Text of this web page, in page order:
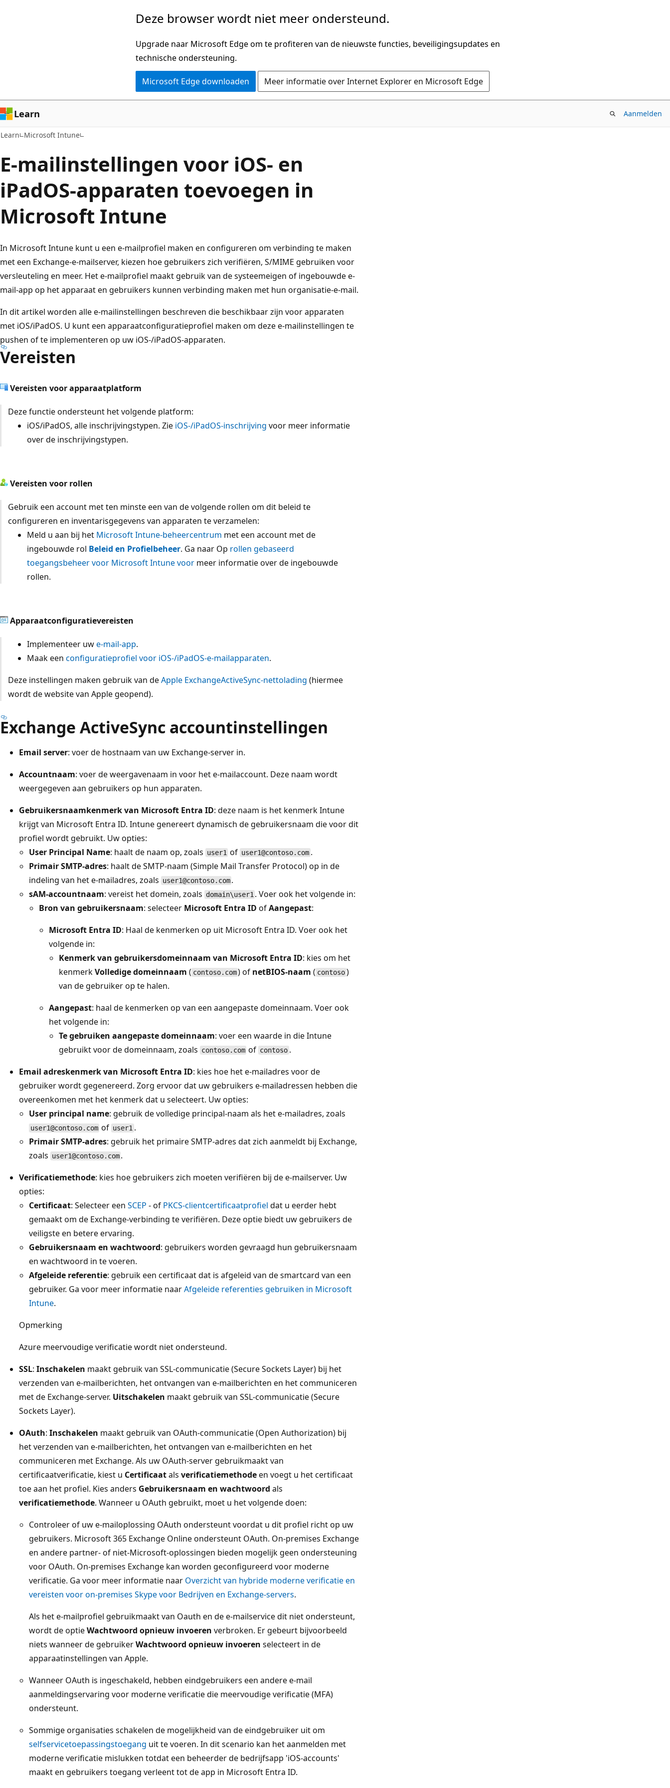
Deze browser wordt niet meer ondersteund.
Upgrade naar Microsoft Edge om te profiteren van de nieuwste functies, beveiligingsupdates en
technische ondersteuning.
Microsoft Edge downloaden Meer informatie over Internet Explorer en Microsoft Edge
Learn Aanmelden
Learn Microsoft Intune
E-mailinstellingen voor iOS- en
iPadOS-apparaten toevoegen in
Microsoft Intune
In Microsoft Intune kunt u een e-mailprofiel maken en configureren om verbinding te maken
met een Exchange-e-mailserver, kiezen hoe gebruikers zich verifiëren, S/MIME gebruiken voor
versleuteling en meer. Het e-mailprofiel maakt gebruik van de systeemeigen of ingebouwde e-
mail-app op het apparaat en gebruikers kunnen verbinding maken met hun organisatie-e-mail.
In dit artikel worden alle e-mailinstellingen beschreven die beschikbaar zijn voor apparaten
met iOS/iPadOS. U kunt een apparaatconfiguratieprofiel maken om deze e-mailinstellingen te
pushen of te implementeren op uw iOS-/iPadOS-apparaten.
Vereisten
Vereisten voor apparaatplatform
Deze functie ondersteunt het volgende platform:
iOS/iPadOS, alle inschrijvingstypen. Zie iOS-/iPadOS-inschrijving voor meer informatie
over de inschrijvingstypen.
Vereisten voor rollen
Gebruik een account met ten minste een van de volgende rollen om dit beleid te
configureren en inventarisgegevens van apparaten te verzamelen:
Meld u aan bij het Microsoft Intune-beheercentrum met een account met de
ingebouwde rol Beleid en Profielbeheer. Ga naar Op rollen gebaseerd
toegangsbeheer voor Microsoft Intune voormeer informatie over de ingebouwde
rollen.
Apparaatconfiguratievereisten
Implementeer uwe-mail-app.
Maak een configuratieprofiel voor iOS-/iPadOS-e-mailapparaten.
Deze instellingen maken gebruik van deApple ExchangeActiveSync-nettolading (hiermee
wordt de website van Apple geopend).
Exchange ActiveSync accountinstellingen
Email server: voer de hostnaam van uw Exchange-server in.
Accountnaam: voer de weergavenaam in voor het e-mailaccount. Deze naam wordt
weergegeven aan gebruikers op hun apparaten.
Gebruikersnaamkenmerk van Microsoft Entra ID: deze naam is het kenmerk Intune
krijgt van Microsoft Entra ID. Intune genereert dynamisch de gebruikersnaam die voor dit
profiel wordt gebruikt. Uw opties:
User Principal Name: haalt de naam op, zoals user1 of user1@contoso.com .
Primair SMTP-adres: haalt de SMTP-naam (Simple Mail Transfer Protocol) op in de
indeling van het e-mailadres, zoals user1@contoso.com .
sAM-accountnaam: vereist het domein, zoals domain\user1 . Voer ook het volgende in:
Bron van gebruikersnaam: selecteer Microsoft Entra ID ofAangepast:
Microsoft Entra ID: Haal de kenmerken op uit Microsoft Entra ID. Voer ook het
volgende in:
Kenmerk van gebruikersdomeinnaam van Microsoft Entra ID: kies om het
kenmerkVolledige domeinnaam ( contoso.com) of netBIOS-naam ( contoso)
van de gebruiker op te halen.
Aangepast: haal de kenmerken op van een aangepaste domeinnaam. Voer ook
het volgende in:
Te gebruiken aangepaste domeinnaam: voer een waarde in die Intune
gebruikt voor de domeinnaam, zoals contoso.com of contoso .
Email adreskenmerk van Microsoft Entra ID: kies hoe het e-mailadres voor de
gebruiker wordt gegenereerd. Zorg ervoor dat uw gebruikers e-mailadressen hebben die
overeenkomen met het kenmerk dat u selecteert. Uw opties:
User principal name: gebruik de volledige principal-naam als het e-mailadres, zoals
user1@contoso.com of user1 .
Primair SMTP-adres: gebruik het primaire SMTP-adres dat zich aanmeldt bij Exchange,
zoals user1@contoso.com .
Verificatiemethode: kies hoe gebruikers zich moeten verifiëren bij de e-mailserver. Uw
opties:
Certificaat: Selecteer een SCEP - of PKCS-clientcertificaatprofiel dat u eerder hebt
gemaakt om de Exchange-verbinding te verifiëren. Deze optie biedt uw gebruikers de
veiligste en betere ervaring.
Gebruikersnaam en wachtwoord: gebruikers worden gevraagd hun gebruikersnaam
en wachtwoord in te voeren.
Afgeleide referentie: gebruik een certificaat dat is afgeleid van de smartcard van een
gebruiker. Ga voor meer informatie naarAfgeleide referenties gebruiken in Microsoft
Intune.
Opmerking
Azure meervoudige verificatie wordt niet ondersteund.
SSL: Inschakelen maakt gebruik van SSL-communicatie (Secure Sockets Layer) bij het
verzenden van e-mailberichten, het ontvangen van e-mailberichten en het communiceren
met de Exchange-server. Uitschakelen maakt gebruik van SSL-communicatie (Secure
Sockets Layer).
OAuth: Inschakelen maakt gebruik van OAuth-communicatie (Open Authorization) bij
het verzenden van e-mailberichten, het ontvangen van e-mailberichten en het
communiceren met Exchange. Als uw OAuth-server gebruikmaakt van
certificaatverificatie, kiest u Certificaatals verificatiemethodeen voegt u het certificaat
toe aan het profiel. Kies anders Gebruikersnaam en wachtwoord als
verificatiemethode. Wanneer u OAuth gebruikt, moet u het volgende doen:
Controleer of uw e-mailoplossing OAuth ondersteunt voordat u dit profiel richt op uw
gebruikers. Microsoft 365 Exchange Online ondersteunt OAuth. On-premises Exchange
en andere partner- of niet-Microsoft-oplossingen bieden mogelijk geen ondersteuning
voor OAuth. On-premises Exchange kan worden geconfigureerd voor moderne
verificatie. Ga voor meer informatie naar Overzicht van hybride moderne verificatie en
vereisten voor on-premises Skype voor Bedrijven en Exchange-servers.
Als het e-mailprofiel gebruikmaakt van Oauth en de e-mailservice dit niet ondersteunt,
wordt de optieWachtwoord opnieuw invoeren verbroken. Er gebeurt bijvoorbeeld
niets wanneer de gebruikerWachtwoord opnieuw invoeren selecteert in de
apparaatinstellingen van Apple.
Wanneer OAuth is ingeschakeld, hebben eindgebruikers een andere e-mail
aanmeldingservaring voor moderne verificatie die meervoudige verificatie (MFA)
ondersteunt.
Sommige organisaties schakelen de mogelijkheid van de eindgebruiker uit om
selfservicetoepassingstoegang uit te voeren. In dit scenario kan het aanmelden met
moderne verificatie mislukken totdat een beheerder de bedrijfsapp 'iOS-accounts'
maakt en gebruikers toegang verleent tot de app in Microsoft Entra ID.